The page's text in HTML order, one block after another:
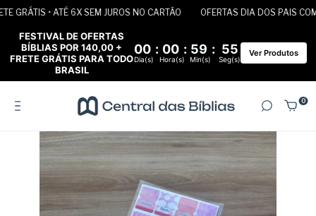
• ATÉ 6X SEM JUROS NO CARTÃO OFERTAS DIA DOS PAIS COM
FESTIVAL DE OFERTAS
BÍBLIAS POR 140,00 +
FRETE GRÁTIS PARA TODO
BRASIL
00 : 00 : 59 : 55
Dia(s) Hora(s) Min(s) Seg(s)
Ver Produtos
0